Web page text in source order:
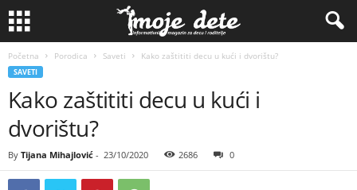
Početna Porodica Saveti Kako zaštititi decu u kući i dvorištu?
SAVETI
Kako zaštititi decu u kući i
dvorištu?
By Tijana Mihajlović - 23/10/2020 2686 0